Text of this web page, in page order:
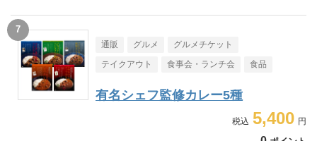
通販 グルメ グルメチケット
テイクアウト 食事会・ランチ会 食品
有名シェフ監修カレー5種
5,400